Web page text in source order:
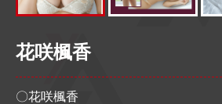
花咲楓香
〇花咲楓香